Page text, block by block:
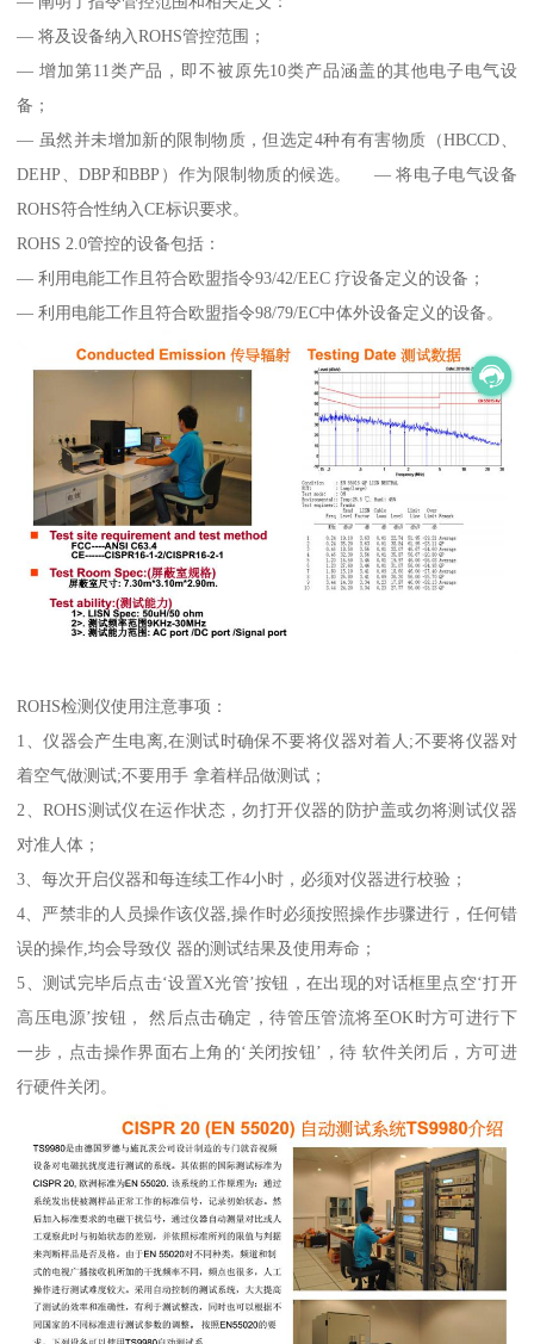
— 将及设备纳入ROHS管控范围；
— 增加第11类产品，即不被原先10类产品涵盖的其他电子电气设
备；
— 虽然并未增加新的限制物质，但选定4种有有害物质（HBCCD、
DEHP、DBP和BBP）作为限制物质的候选。 — 将电子电气设备
ROHS符合性纳入CE标识要求。
ROHS 2.0管控的设备包括：
— 利用电能工作且符合欧盟指令93/42/EEC 疗设备定义的设备；
— 利用电能工作且符合欧盟指令98/79/EC中体外设备定义的设备。
ROHS检测仪使用注意事项：
1、仪器会产生电离,在测试时确保不要将仪器对着人;不要将仪器对
着空气做测试;不要用手 拿着样品做测试；
2、ROHS测试仪在运作状态，勿打开仪器的防护盖或勿将测试仪器
对准人体；
3、每次开启仪器和每连续工作4小时，必须对仪器进行校验；
4、严禁非的人员操作该仪器,操作时必须按照操作步骤进行，任何错
误的操作,均会导致仪 器的测试结果及使用寿命；
5、测试完毕后点击‘设置X光管’按钮，在出现的对话框里点空‘打开
高压电源’按钮， 然后点击确定，待管压管流将至OK时方可进行下
一步，点击操作界面右上角的‘关闭按钮’，待 软件关闭后，方可进
行硬件关闭。